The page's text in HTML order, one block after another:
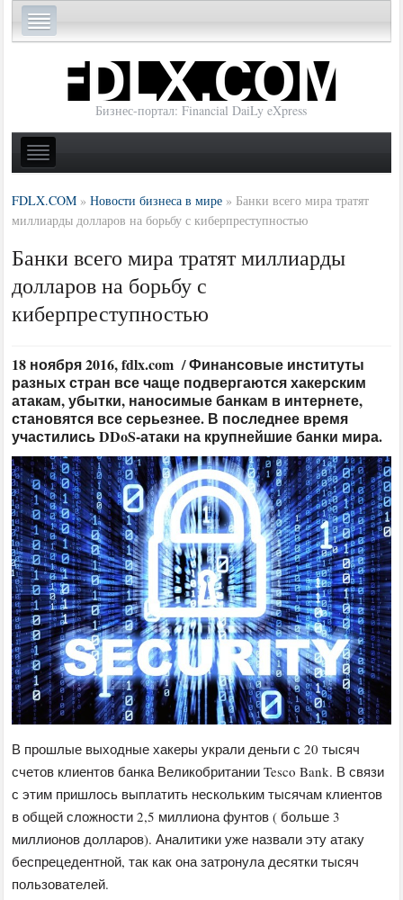
Бизнес-портал: Financial DaiLy eXpress
FDLX.COM »Новости бизнеса в мире » Банки всего мира тратят
миллиарды долларов на борьбу с киберпреступностью
Банки всего мира тратят миллиарды
долларов на борьбу с
киберпреступностью
18 ноября 2016, fdlx.com / Финансовые институты
разных стран все чаще подвергаются хакерским
атакам, убытки, наносимые банкам в интернете,
становятся все серьезнее. В последнее время
участились DDoS-атаки на крупнейшие банки мира.
В прошлые выходные хакеры украли деньги с 20 тысяч
счетов клиентов банка Великобритании Tesco Bank. В связи
с этим пришлось выплатить нескольким тысячам клиентов
в общей сложности 2,5 миллиона фунтов ( больше 3
миллионов долларов). Аналитики уже назвали эту атаку
беспрецедентной, так как она затронула десятки тысяч
пользователей.